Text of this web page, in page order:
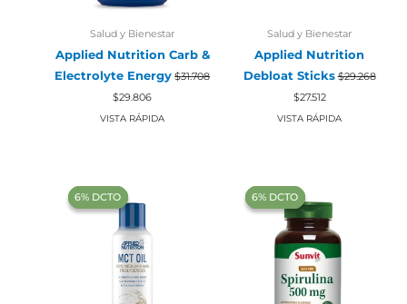
Salud y Bienestar
Applied Nutrition Carb &
Electrolyte Energy $31.708
El
precio
original
$29.806
actual
VISTA RÁPIDA
Salud y Bienestar
Applied Nutrition
Debloat Sticks $29.268
El
precio
original
$27.512El
precio
actual
VISTA RÁPIDA
‍6% DCTO‍‍
‍6% DCTO‍‍ ‍6% DCTO‍‍
‍6% DCTO‍‍